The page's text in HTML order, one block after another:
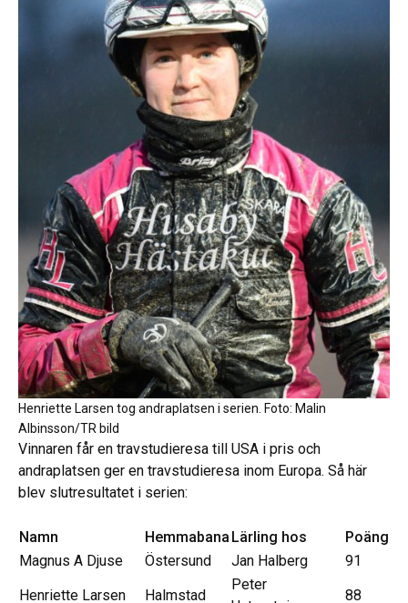
Henriette Larsen tog andraplatsen i serien. Foto: Malin
Albinsson/TR bild
Vinnaren får en travstudieresa till USA i pris och
andraplatsen ger en travstudieresa inom Europa. Så här
blev slutresultatet i serien:
Namn Hemmabana Lärling hos
Poäng
Magnus A Djuse
Östersund Jan Halberg
91
Henriette Larsen
Halmstad
Peter
88